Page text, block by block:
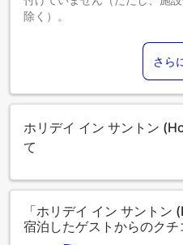
除く）。
添い寝の場合は宿泊無料です
利用には追加料金が発生する
否は空き状況によります。
6～12歳までのお子さま
13歳以上のゲストは大人とみ
エキストラベッドの追加可否
さら
ホリデイ イン サントン
て
「ホリデイ イン サント
宿泊したゲストからのクチ